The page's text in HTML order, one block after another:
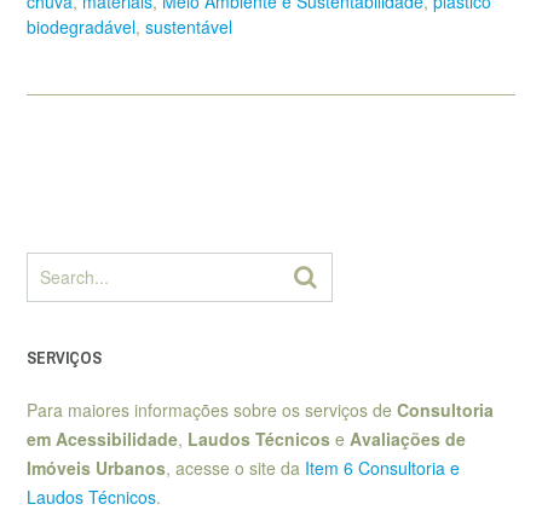
biodegradável, sustentável
SERVIÇOS
Para maiores informações sobre os serviços de Consultoria
em Acessibilidade, Laudos Técnicos e Avaliações de
Imóveis Urbanos, acesse o site da Item 6 Consultoria e
Laudos Técnicos.